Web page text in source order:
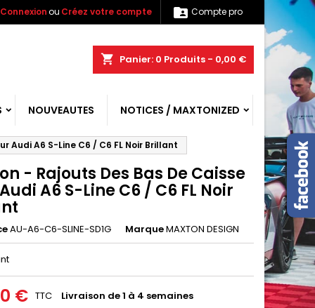
 Compte pro
Connexionou Créez votre compte
shopping_cart Panier: 0 Produits - 0,00 €
NOUVEAUTES NOTICES / MAXTONIZED
Audi A6 S-Line C6 / C6 FL Noir Brillant
- Rajouts Des Bas De Caisse
A6 S-Line C6 / C6 FL Noir
AU-A6-C6-SLINE-SD1G MarqueMAXTON DESIGN
€ TTC Livraison de 1 à 4 semaines